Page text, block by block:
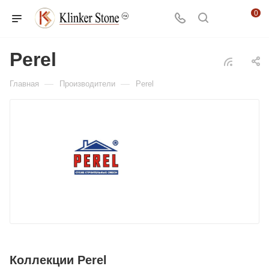
0
Perel
Главная — Производители — Perel
Коллекции Perel